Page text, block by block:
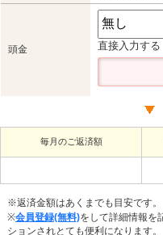
頭金 直接入力する
毎月のご返済額
※返済金額はあくまでも目安です。
※会員登録(無料)をして詳細情報を
ションされとても便利になります。